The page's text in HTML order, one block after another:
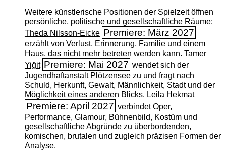
Weitere künstlerische Positionen der Spielzeit öffnen
persönliche, politische und gesellschaftliche Räume:
Theda Nilsson-Eicke Premiere: März 2027
erzählt von Verlust, Erinnerung, Familie und einem
Haus, das nicht mehr betreten werden kann. Tamer
Yiğit Premiere: Mai 2027 wendet sich der
Jugendhaftanstalt Plötzensee zu und fragt nach
Schuld, Herkunft, Gewalt, Männlichkeit, Stadt und der
Möglichkeit eines anderen Blicks. Leila Hekmat
Premiere: April 2027 verbindet Oper,
Performance, Glamour, Bühnenbild, Kostüm und
gesellschaftliche Abgründe zu überbordenden,
komischen, brutalen und zugleich präzisen Formen der
Analyse.